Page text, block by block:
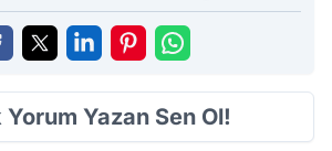
Yorum Yazan Sen Ol!